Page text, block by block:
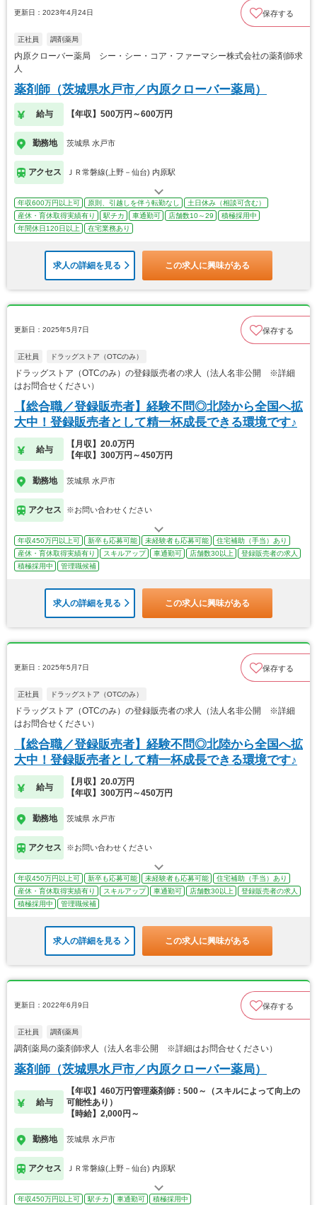
更新日：2023年4月24日 保存する
正社員 調剤薬局
内原クローバー薬局 シー・シー・コア・ファーマシー株式会社の薬剤師求
人
薬剤師（茨城県水戸市／内原クローバー薬局）
給与 【年収】500万円～600万円
勤務地 茨城県 水戸市
アクセス ＪＲ常磐線(上野－仙台) 内原駅
年収600万円以上可 原則、引越しを伴う転勤なし
土日休み（相談可含む）
産休・育休取得実績有り
駅チカ 車通勤可 店舗数10～29
積極採用中
年間休日120日以上
在宅業務あり
求人の詳細を見る この求人に興味がある
更新日：2025年5月7日 保存する
正社員 ドラッグストア（OTCのみ）
ドラッグストア（OTCのみ）の登録販売者の求人（法人名非公開 ※詳細
はお問合せください）
【総合職／登録販売者】経験不問◎北陸から全国へ拡
大中！登録販売者として精一杯成長できる環境です♪
給与
【月収】20.0万円
【年収】300万円～450万円
勤務地 茨城県 水戸市
アクセス ※お問い合わせください
年収450万円以上可 新卒も応募可能 未経験者も応募可能
住宅補助（手当）あり
産休・育休取得実績有り
スキルアップ 車通勤可 店舗数30以上
登録販売者の求人
積極採用中
管理職候補
求人の詳細を見る この求人に興味がある
更新日：2025年5月7日 保存する
正社員 ドラッグストア（OTCのみ）
ドラッグストア（OTCのみ）の登録販売者の求人（法人名非公開 ※詳細
はお問合せください）
【総合職／登録販売者】経験不問◎北陸から全国へ拡
大中！登録販売者として精一杯成長できる環境です♪
給与
【月収】20.0万円
【年収】300万円～450万円
勤務地 茨城県 水戸市
アクセス ※お問い合わせください
年収450万円以上可 新卒も応募可能 未経験者も応募可能
住宅補助（手当）あり
産休・育休取得実績有り
スキルアップ 車通勤可 店舗数30以上
登録販売者の求人
積極採用中
管理職候補
求人の詳細を見る この求人に興味がある
更新日：2022年6月9日 保存する
正社員 調剤薬局
調剤薬局の薬剤師求人（法人名非公開 ※詳細はお問合せください）
薬剤師（茨城県水戸市／内原クローバー薬局）
給与
【年収】460万円管理薬剤師：500～（スキルによって向上の
可能性あり）
【時給】2,000円～
勤務地 茨城県 水戸市
アクセス ＪＲ常磐線(上野－仙台) 内原駅
年収450万円以上可 駅チカ 車通勤可 積極採用中